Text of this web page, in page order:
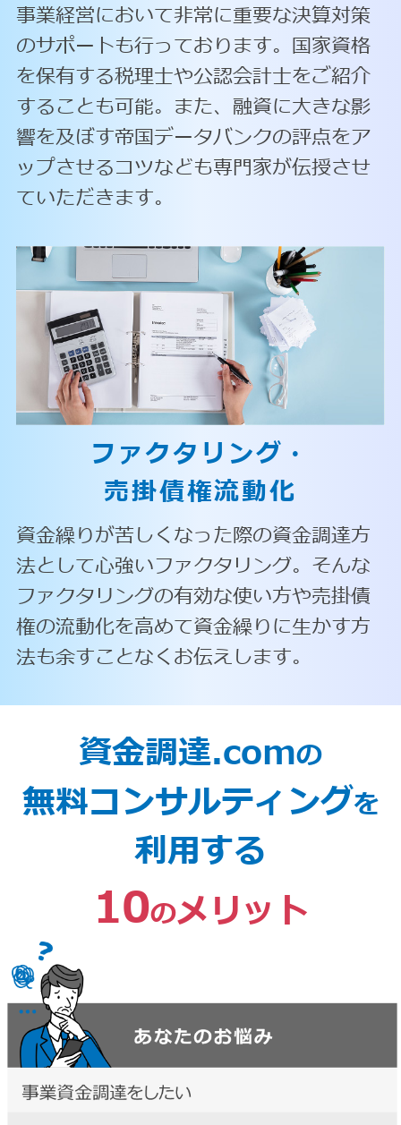
事業経営において非常に重要な決算対策
のサポートも行っております。国家資格
を保有する税理士や公認会計士をご紹介
することも可能。また、融資に大きな影
響を及ぼす帝国データバンクの評点をア
ップさせるコツなども専門家が伝授させ
ていただきます。
ファクタリング・
売掛債権流動化
資金繰りが苦しくなった際の資金調達方
法として心強いファクタリング。そんな
ファクタリングの有効な使い方や売掛債
権の流動化を高めて資金繰りに生かす方
法も余すことなくお伝えします。
資金調達.comの
無料コンサルティングを
利用する
10のメリット